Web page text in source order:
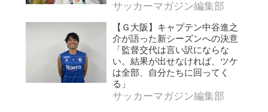
サッカーマガジン編集部
【Ｇ大阪】キャプテン中谷進之
介が語った新シーズンへの決意
「監督交代は言い訳にならな
い。結果が出せなければ、ツケ
は全部、自分たちに回ってく
る」
サッカーマガジン編集部